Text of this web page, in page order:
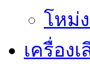
โหม่ง
เครื่องเ